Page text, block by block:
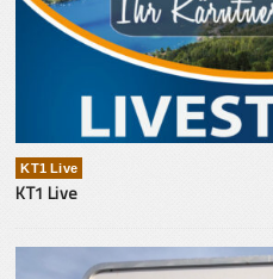
KT1 Live
KT1 Live